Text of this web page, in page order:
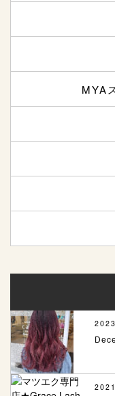
MYA